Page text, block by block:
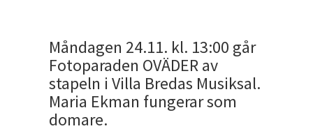
Måndagen 24.11. kl. 13:00 går
Fotoparaden OVÄDER av
stapeln i Villa Bredas Musiksal.
Maria Ekman fungerar som
domare.